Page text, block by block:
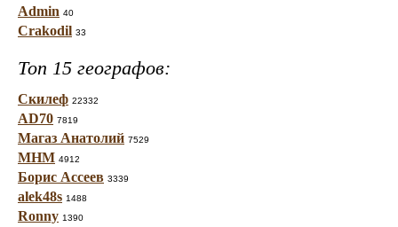
Admin 40
Crakodil 33
Топ 15 географов:
Скилеф 22332
AD70 7819
Магаз Анатолий 7529
МНМ 4912
Борис Ассеев 3339
alek48s 1488
Ronny 1390